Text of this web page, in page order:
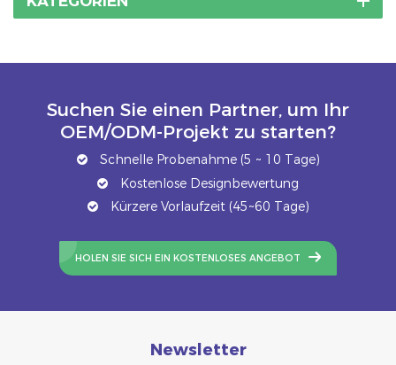
Suchen Sie einen Partner, um Ihr
OEM/ODM-Projekt zu starten?
Schnelle Probenahme (5 ~ 10 Tage)
Kostenlose Designbewertung
Kürzere Vorlaufzeit (45~60 Tage)
HOLEN SIE SICH EIN KOSTENLOSES ANGEBOT
Newsletter